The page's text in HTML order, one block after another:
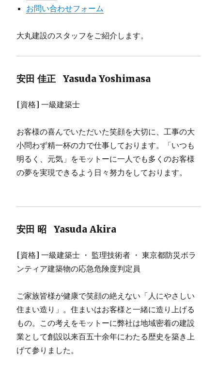
お問い合わせフォーム
大丸建設のスタッフをご紹介します。
安田 佳正 Yasuda Yoshimasa
[資格] 一級建築士
お客様の喜んでいただいた笑顔を大切に、工事の大
小問わず精一杯の力で仕事しております。「いつも
明るく、元気」をモットーに一人でも多くのお客様
の夢を実現できるよう日々努力をしております。
安田 昭 Yasuda Akira
[資格] 一級建築士 ・ 監理技術者 ・ 東京都防災ボラ
ンティア建築物の応急危険度判定員
ご家族皆様が健康で笑顔の絶えない「人にやさしい
住まい造り」。住まいはお客様と一緒に造り上げる
もの。この考えをモットーに弊社は地域密着の建設
業として創設以来百五十余年にわたる歴史を築き上
げて参りました。